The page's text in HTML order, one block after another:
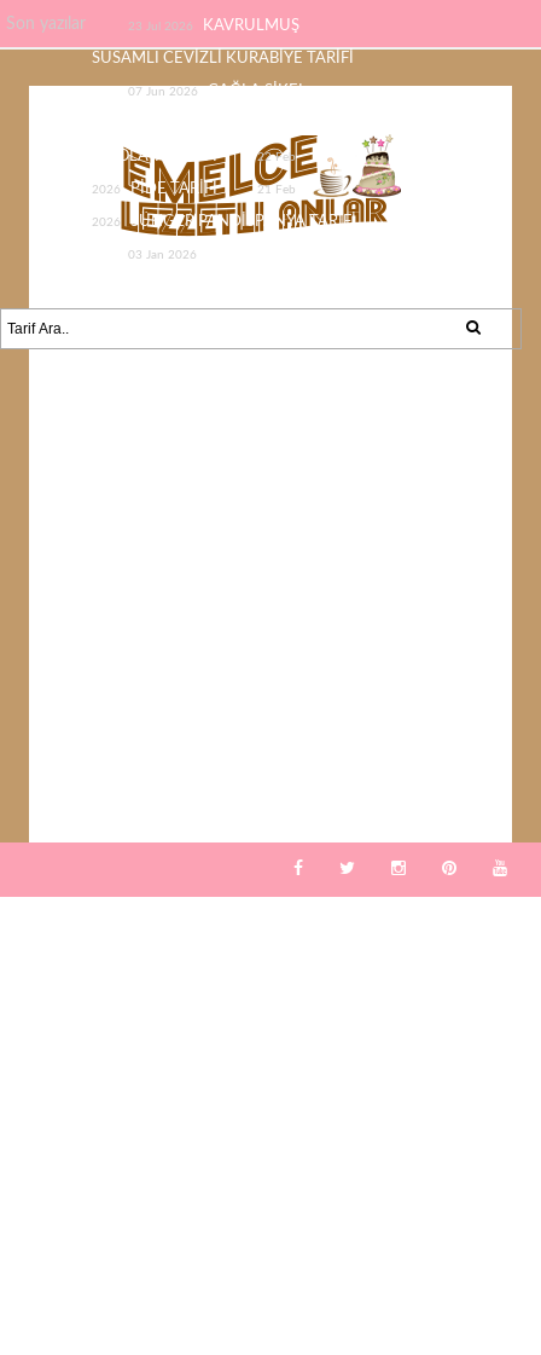
Son yazılar 23 Jul 2026 KAVRULMUŞ
SUSAMLI CEVİZLİ KURABİYE TARİFİ
07 Jun 2026 ÇAĞLA ŞİKEL
ÇİKOLATA TARİFİ 22 Feb
2026 PİDE TARİFİ 21 Feb
2026 SÜNGER PANDİSPANYA TARİFİ
03 Jan 2026